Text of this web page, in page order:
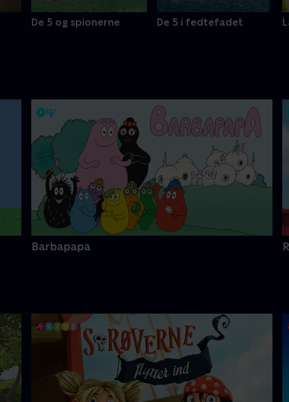
De 5 og spionerne De 5 i fedtefadet
Barbapapa